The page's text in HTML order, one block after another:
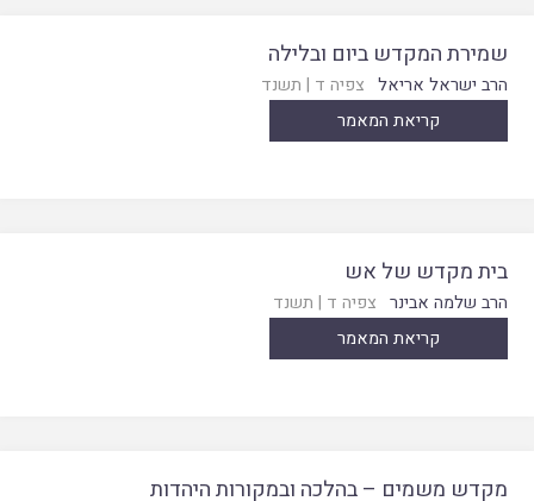
שמירת המקדש ביום ובלילה
הרב ישראל אריאל צפיה ד | תשנד
קריאת המאמר
בית מקדש של אש
הרב שלמה אבינר צפיה ד | תשנד
קריאת המאמר
מקדש משמים – בהלכה ובמקורות היהדות